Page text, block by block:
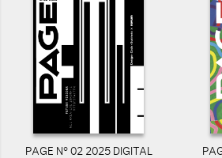
PAGE N° 02 2025 DIGITAL